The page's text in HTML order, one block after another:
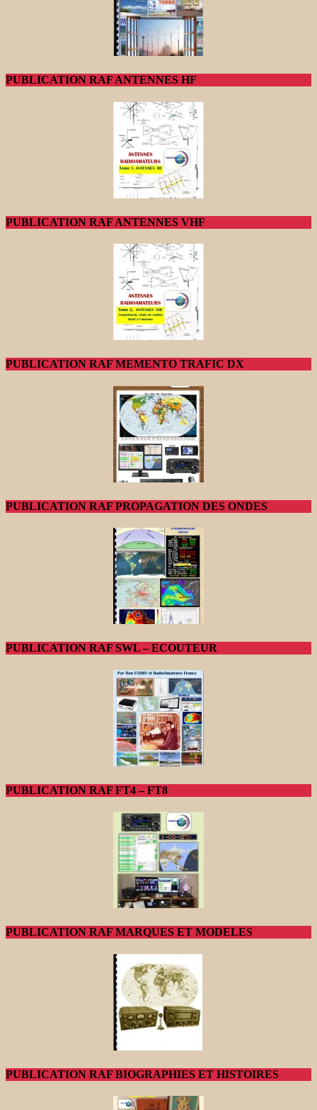
PUBLICATION RAF ANTENNES HF
PUBLICATION RAF ANTENNES VHF
PUBLICATION RAF MEMENTO TRAFIC DX
PUBLICATION RAF PROPAGATION DES ONDES
PUBLICATION RAF SWL – ECOUTEUR
PUBLICATION RAF FT4 – FT8
PUBLICATION RAF MARQUES ET MODELES
PUBLICATION RAF BIOGRAPHIES ET HISTOIRES